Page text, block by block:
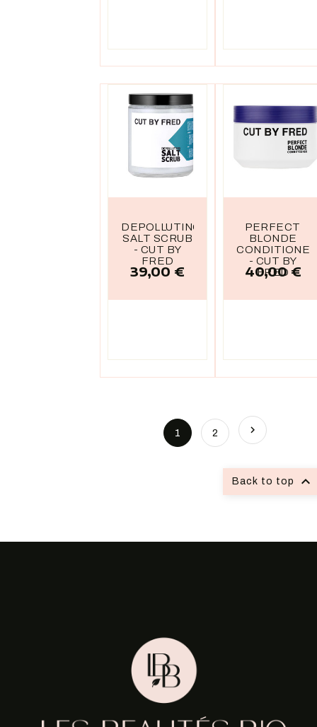
DEPOLLUTING
SALT SCRUB
- CUT BY
FRED
Prix
39,00 €
PERFECT
BLONDE
- CUT BY
FRED
Prix
40,00 €
1 2 
Back to top 